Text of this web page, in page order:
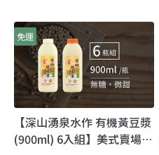
免運
【深山湧泉水作 有機黃豆漿
(900ml) 6入組】美式賣場熱